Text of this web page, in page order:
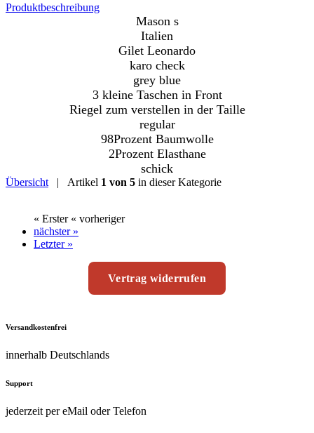
Produktbeschreibung
Mason s
Italien
Gilet Leonardo
karo check
grey blue
3 kleine Taschen in Front
Riegel zum verstellen in der Taille
regular
98Prozent Baumwolle
2Prozent Elasthane
schick
Übersicht | Artikel 1 von 5 in dieser Kategorie
« Erster « vorheriger
nächster »
Letzter »
Vertrag widerrufen
Versandkostenfrei
innerhalb Deutschlands
Support
jederzeit per eMail oder Telefon